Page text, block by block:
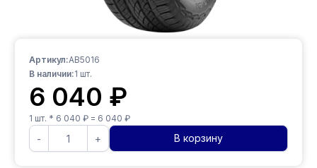
Артикул:AB5016
В наличии:1 шт.
6 040 ₽
1 шт. * 6 040 ₽ = 6 040 ₽
- + В корзину